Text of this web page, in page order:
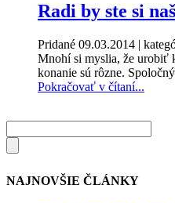
Radi by ste si
Pridané 09.03.2014 |
Mnohí si myslia, že urobiť
konanie sú rôzne.
Pokračovať v čítaní...
NAJNOVŠIE ČLÁNKY